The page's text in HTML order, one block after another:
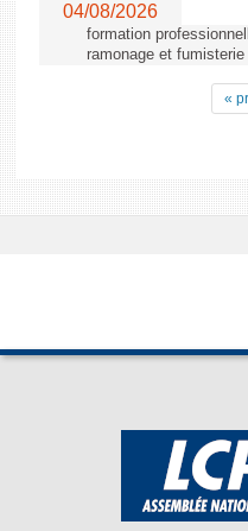
04/08/2026
formation
ramonage et
«